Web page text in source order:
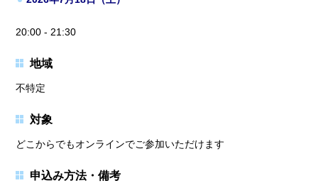
20:00 - 21:30
地域
不特定
対象
どこからでもオンラインでご参加いただけます
申込み方法・備考